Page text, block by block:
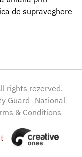
de supraveghere
rights rezerved.
Guard National
& Conditions